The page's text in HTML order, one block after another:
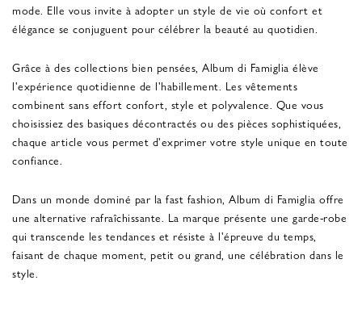
mode. Elle vous invite à adopter un style de vie où confort et
élégance se conjuguent pour célébrer la beauté au quotidien.
Grâce à des collections bien pensées, Album di Famiglia élève
l'expérience quotidienne de l'habillement. Les vêtements
combinent sans effort confort, style et polyvalence. Que vous
choisissiez des basiques décontractés ou des pièces sophistiquées,
chaque article vous permet d'exprimer votre style unique en toute
confiance.
Dans un monde dominé par la fast fashion, Album di Famiglia offre
une alternative rafraîchissante. La marque présente une garde-robe
qui transcende les tendances et résiste à l'épreuve du temps,
faisant de chaque moment, petit ou grand, une célébration dans le
style.